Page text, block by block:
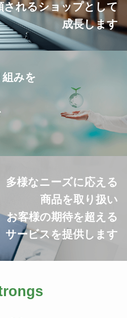
されるショップとして
成長します
みを
多様なニーズに応える
商品を取り扱い
お客様の期待を超える
サービスを提供します